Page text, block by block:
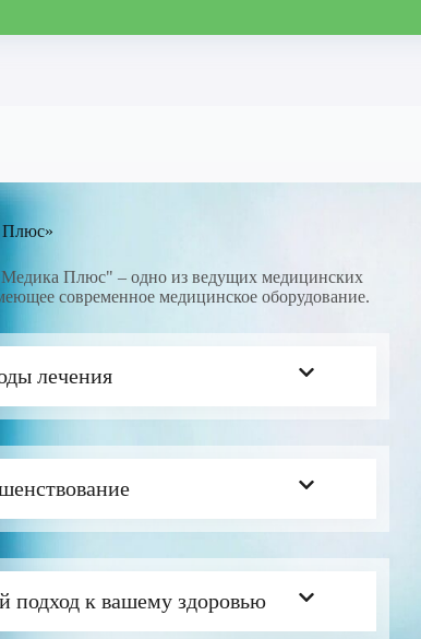
Плюс»
Плюс" – одно из ведущих медицинских
современное медицинское оборудование.
лечения
к вашему здоровью